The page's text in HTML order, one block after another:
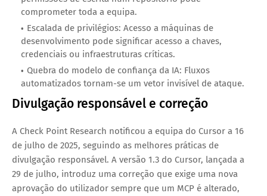
comprometer toda a equipa.
Escalada de privilégios: Acesso a máquinas de
desenvolvimento pode significar acesso a chaves,
credenciais ou infraestruturas críticas.
Quebra do modelo de confiança da IA: Fluxos
automatizados tornam-se um vetor invisível de ataque.
Divulgação responsável e correção
A Check Point Research notificou a equipa do Cursor a 16
de julho de 2025, seguindo as melhores práticas de
divulgação responsável. A versão 1.3 do Cursor, lançada a
29 de julho, introduz uma correção que exige uma nova
aprovação do utilizador sempre que um MCP é alterado,